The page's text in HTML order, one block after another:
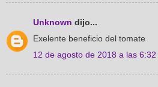
Unknown dijo...
Exelente beneficio del tomate
12 de agosto de 2018 a las 6:32